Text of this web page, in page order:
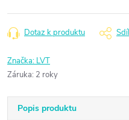
Dotaz k produktu
Značka: LVT
Záruka: 2 roky
Popis produktu